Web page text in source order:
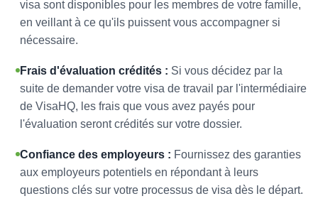
visa sont disponibles pour les membres de votre famille,
en veillant à ce qu'ils puissent vous accompagner si
nécessaire.
Frais d'évaluation crédités : Si vous décidez par la
suite de demander votre visa de travail par l'intermédiaire
de VisaHQ, les frais que vous avez payés pour
l'évaluation seront crédités sur votre dossier.
Confiance des employeurs : Fournissez des garanties
aux employeurs potentiels en répondant à leurs
questions clés sur votre processus de visa dès le départ.